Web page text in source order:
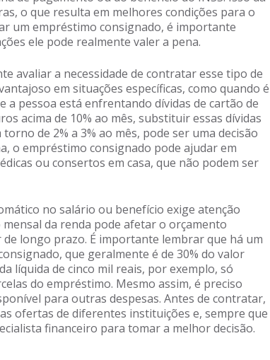
o que resulta em melhores condições para o
um empréstimo consignado, é importante
ele pode realmente valer a pena.
avaliar a necessidade de contratar esse tipo de
em situações específicas, como quando é
a pessoa está enfrentando dívidas de cartão de
acima de 10% ao mês, substituir essas dívidas
de 2% a 3% ao mês, pode ser uma decisão
o empréstimo consignado pode ajudar em
ou consertos em casa, que não podem ser
no salário ou benefício exige atenção
da renda pode afetar o orçamento
longo prazo. É importante lembrar que há um
que geralmente é de 30% do valor
líquida de cinco mil reais, por exemplo, só
do empréstimo. Mesmo assim, é preciso
para outras despesas. Antes de contratar,
ofertas de diferentes instituições e, sempre que
financeiro para tomar a melhor decisão.